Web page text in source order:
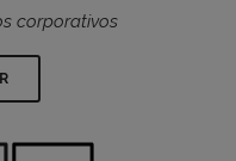
corporativos